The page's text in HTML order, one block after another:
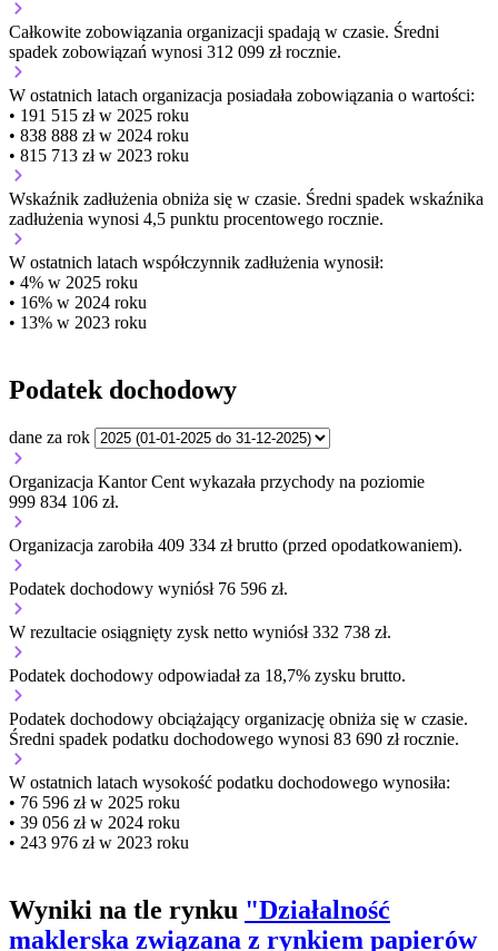
Całkowite zobowiązania organizacji spadają w czasie. Średni
spadek zobowiązań wynosi 312 099 zł rocznie.
W ostatnich latach organizacja posiadała zobowiązania o wartości:
• 191 515 zł w 2025 roku
• 838 888 zł w 2024 roku
• 815 713 zł w 2023 roku
Wskaźnik zadłużenia obniża się w czasie. Średni spadek wskaźnika
zadłużenia wynosi 4,5 punktu procentowego rocznie.
W ostatnich latach współczynnik zadłużenia wynosił:
• 4% w 2025 roku
• 16% w 2024 roku
• 13% w 2023 roku
Podatek dochodowy
dane za rok
Organizacja Kantor Cent wykazała przychody na poziomie
999 834 106 zł.
Organizacja zarobiła 409 334 zł brutto (przed opodatkowaniem).
Podatek dochodowy wyniósł 76 596 zł.
W rezultacie osiągnięty zysk netto wyniósł 332 738 zł.
Podatek dochodowy odpowiadał za 18,7% zysku brutto.
Podatek dochodowy obciążający organizację obniża się w czasie.
Średni spadek podatku dochodowego wynosi 83 690 zł rocznie.
W ostatnich latach wysokość podatku dochodowego wynosiła:
• 76 596 zł w 2025 roku
• 39 056 zł w 2024 roku
• 243 976 zł w 2023 roku
Wyniki na tle rynku "Działalność
maklerska związana z rynkiem papierów